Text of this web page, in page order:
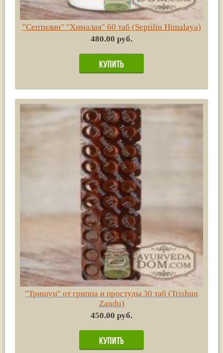
"Септилин" "Хималая" 60 таб (Septilin Himalaya)
480.00 руб.
"Тришун" от гриппа и простуды 30 таб (Trishun
Zandu)
450.00 руб.